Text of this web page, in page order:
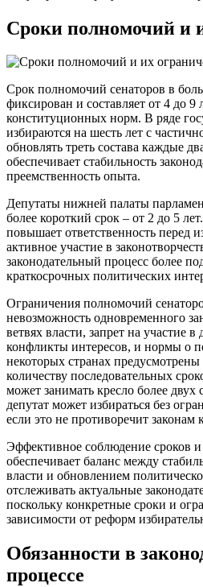
Сроки полномочий и
Срок полномочий сенаторов в
фиксирован и составляет от 4 до 9
конституционных норм. В ряде
избираются на шесть лет с
обновлять треть состава каждые
обеспечивает стабильность
преемственность опыта.
Депутаты нижней палаты
более короткий срок – от 2 до 5
повышает ответственность перед
активное участие в
законодательный процесс более
краткосрочных политических
Ограничения полномочий
невозможность одновременного
ветвях власти, запрет на участие
конфликты интересов, и нормы о
некоторых странах
количеству последовательных
может занимать кресло более двух
депутат может избираться без
если это не противоречит законам
Эффективное соблюдение сроков
обеспечивает баланс между
власти и обновлением
отслеживать актуальные
поскольку конкретные сроки и
зависимости от реформ
Обязанности в
процессе